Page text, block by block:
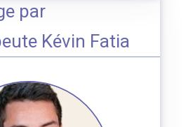
par
Kévin Fatia